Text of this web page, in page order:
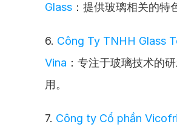
Glass ：提供玻璃相关的特
6. Công Ty TNHH Glass
Vina ：专注于玻璃技术的
用。
7. Công ty Cổ phần